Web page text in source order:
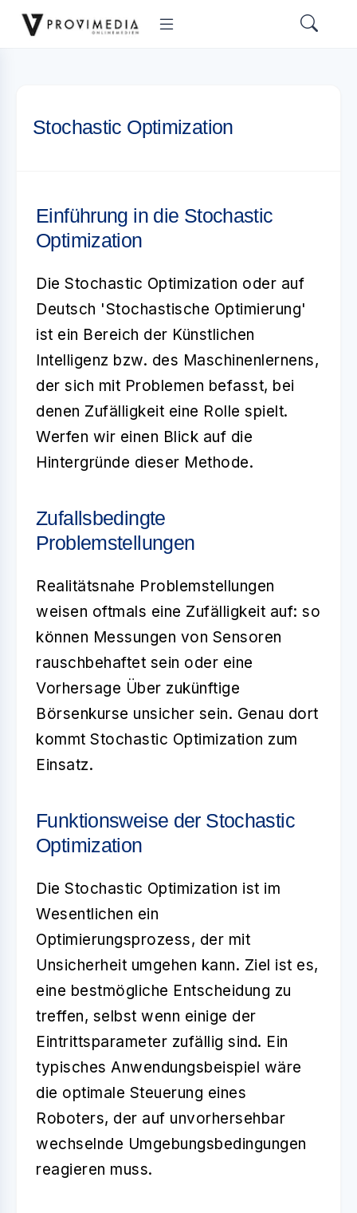
Stochastic Optimization
Einführung in die Stochastic
Optimization
Die Stochastic Optimization oder auf
Deutsch 'Stochastische Optimierung'
ist ein Bereich der Künstlichen
Intelligenz bzw. des Maschinenlernens,
der sich mit Problemen befasst, bei
denen Zufälligkeit eine Rolle spielt.
Werfen wir einen Blick auf die
Hintergründe dieser Methode.
Zufallsbedingte
Problemstellungen
Realitätsnahe Problemstellungen
weisen oftmals eine Zufälligkeit auf: so
können Messungen von Sensoren
rauschbehaftet sein oder eine
Vorhersage Über zukünftige
Börsenkurse unsicher sein. Genau dort
kommt Stochastic Optimization zum
Einsatz.
Funktionsweise der Stochastic
Optimization
Die Stochastic Optimization ist im
Wesentlichen ein
Optimierungsprozess, der mit
Unsicherheit umgehen kann. Ziel ist es,
eine bestmögliche Entscheidung zu
treffen, selbst wenn einige der
Eintrittsparameter zufällig sind. Ein
typisches Anwendungsbeispiel wäre
die optimale Steuerung eines
Roboters, der auf unvorhersehbar
wechselnde Umgebungsbedingungen
reagieren muss.